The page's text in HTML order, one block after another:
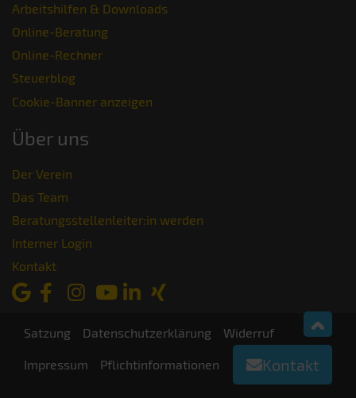
Kontakt
Arbeitshilfen & Downloads
Online-Beratung
Online-Rechner
Steuerblog
Cookie-Banner anzeigen
Über uns
Der Verein
Das Team
Beratungsstellenleiter:in werden
Interner Login
Kontakt
Satzung Datenschutzerklärung Widerruf
Impressum Pflichtinformationen